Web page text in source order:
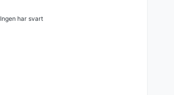
Ingen har svart